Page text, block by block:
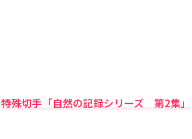
特殊切手「自然の記録シリーズ 第2集」